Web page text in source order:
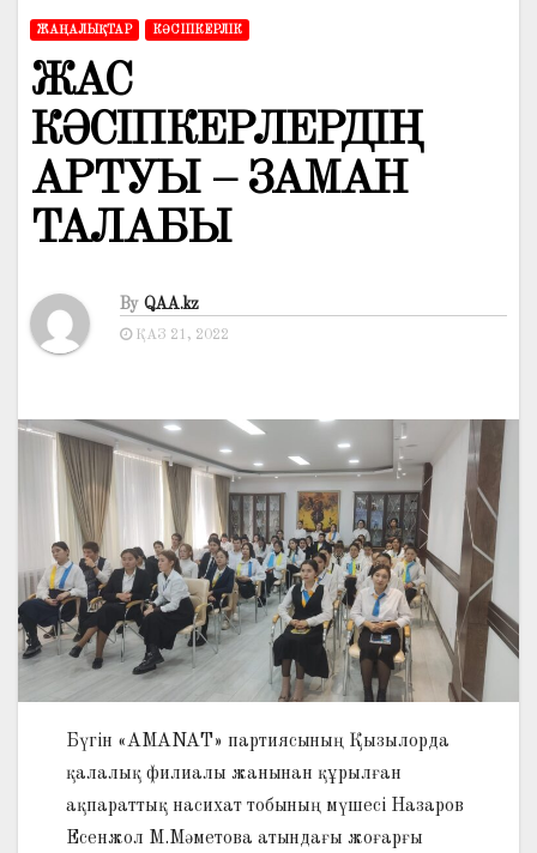
ЖАҢАЛЫҚТАР КӘСІПКЕРЛІК
ЖАС
КӘСІПКЕРЛЕРДІҢ
АРТУЫ – ЗАМАН
ТАЛАБЫ
By QAA.kz
ҚАЗ 21, 2022
Бүгін «AMANAT» партиясының Қызылорда
қалалық филиалы жанынан құрылған
ақпараттық насихат тобының мүшесі Назаров
Есенжол М.Мәметова атындағы жоғарғы